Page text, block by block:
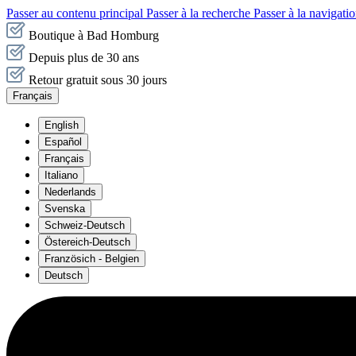
Passer au contenu principal Passer à la recherche Passer à la
Boutique à Bad Homburg
Depuis plus de 30 ans
Retour gratuit sous 30 jours
Français
English
Español
Français
Italiano
Nederlands
Svenska
Schweiz-Deutsch
Östereich-Deutsch
Französich - Belgien
Deutsch